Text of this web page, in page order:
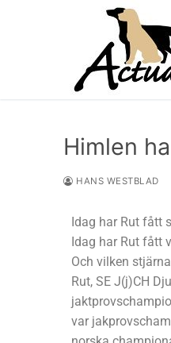
Himlen
HANS WESTBLAD
Idag har Rut fått
Idag har Rut fått
Och vilken
Rut, SE J(j)CH
var